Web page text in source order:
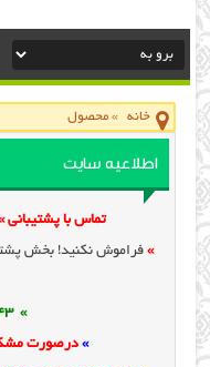
خانه »محصول
اطلاعیه سایت
تماس با پشتیبانی
» فراموش نکنید! بخش
» 0916-891-1243
» درصورت